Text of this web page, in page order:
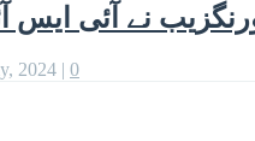
نے آئی ایس
2024 | 0